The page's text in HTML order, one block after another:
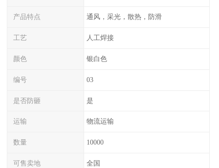
产品特点 通风，采光，散热，防滑
工艺 人工焊接
颜色 银白色
编号 03
是否防砸 是
运输 物流运输
数量 10000
可售卖地 全国